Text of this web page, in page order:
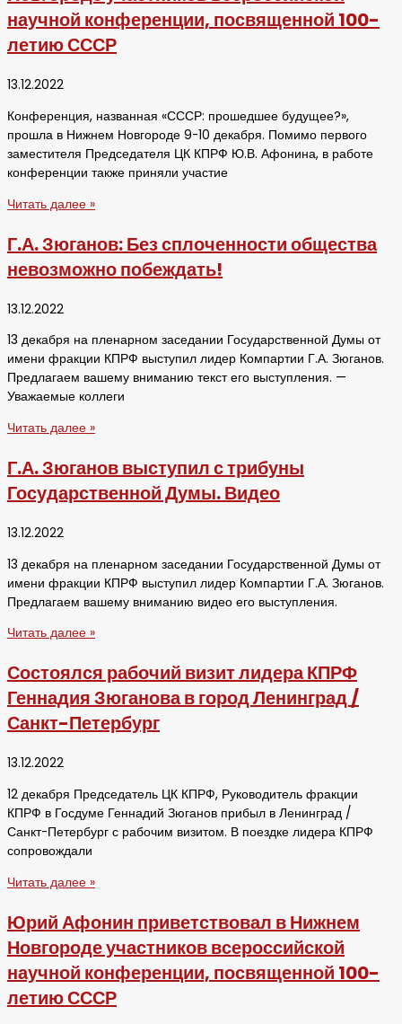
научной конференции, посвященной 100-
летию СССР
13.12.2022
Конференция, названная «СССР: прошедшее будущее?»,
прошла в Нижнем Новгороде 9-10 декабря. Помимо первого
заместителя Председателя ЦК КПРФ Ю.В. Афонина, в работе
конференции также приняли участие
Читать далее »
Г.А. Зюганов: Без сплоченности общества
невозможно побеждать!
13.12.2022
13 декабря на пленарном заседании Государственной Думы от
имени фракции КПРФ выступил лидер Компартии Г.А. Зюганов.
Предлагаем вашему вниманию текст его выступления. —
Уважаемые коллеги
Читать далее »
Г.А. Зюганов выступил с трибуны
Государственной Думы. Видео
13.12.2022
13 декабря на пленарном заседании Государственной Думы от
имени фракции КПРФ выступил лидер Компартии Г.А. Зюганов.
Предлагаем вашему вниманию видео его выступления.
Читать далее »
Состоялся рабочий визит лидера КПРФ
Геннадия Зюганова в город Ленинград /
Санкт-Петербург
13.12.2022
12 декабря Председатель ЦК КПРФ, Руководитель фракции
КПРФ в Госдуме Геннадий Зюганов прибыл в Ленинград /
Санкт-Петербург с рабочим визитом. В поездке лидера КПРФ
сопровождали
Читать далее »
Юрий Афонин приветствовал в Нижнем
Новгороде участников всероссийской
научной конференции, посвященной 100-
летию СССР